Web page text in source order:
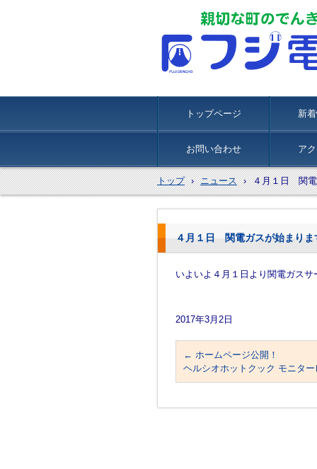
トップページ 新
お問い合わせ ア
トップ › ニュース › ４月１日 関電
４月１日 関電ガスが始まりま
いよいよ４月１日より関電ガスサ
2017年3月2日
← ホームページ公開！
ヘルシオホットクック モニター